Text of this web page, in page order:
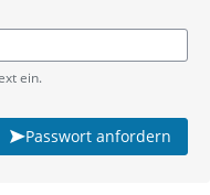
ein.
Passwort anfordern